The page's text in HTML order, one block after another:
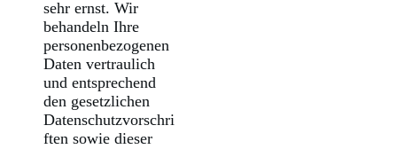
sehr ernst. Wir
behandeln Ihre
personenbezogenen
Daten vertraulich
und entsprechend
den gesetzlichen
Datenschutzvorschri
ften sowie dieser